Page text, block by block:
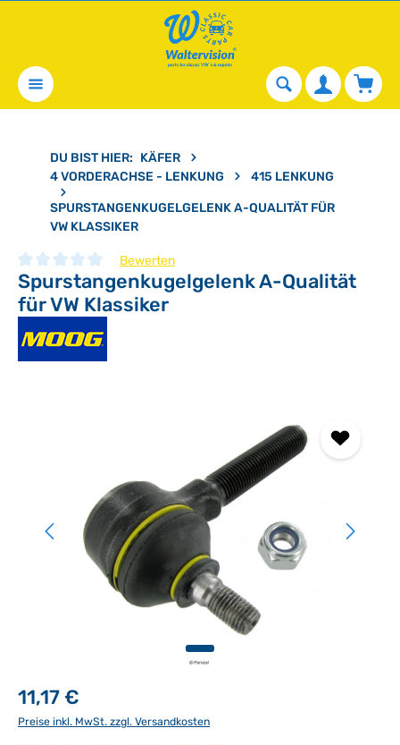
DU BIST HIER: KÄFER
4 VORDERACHSE - LENKUNG
415 LENKUNG
SPURSTANGENKUGELGELENK A-QUALITÄT FÜR
VW KLASSIKER
Durchschnittliche Bewertung von 0 von 5 Sternen
Bewerten
Spurstangenkugelgelenk A-Qualität
für VW Klassiker
11,17 €
Preise inkl. MwSt. zzgl. Versandkosten